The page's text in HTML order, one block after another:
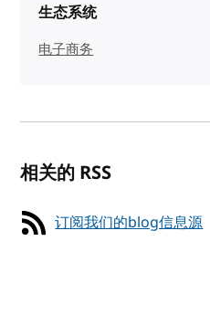
生态系统
电子商务
相关的 RSS
订阅我们的blog信息源